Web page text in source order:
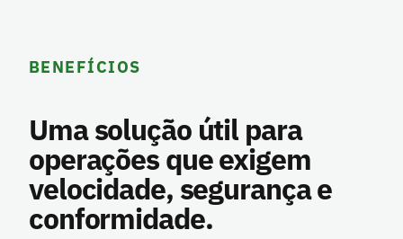
BENEFÍCIOS
Uma solução útil para
operações que exigem
velocidade, segurança e
conformidade.